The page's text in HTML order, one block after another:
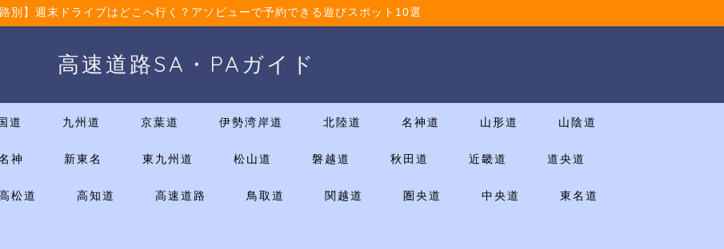
路別】週末ドライブはどこへ行く？アソビューで予約できる遊びスポット10選
高速道路SA・PAガイド
道 九州道 京葉道 伊勢湾岸道 北陸道 名神道 山形道 山陰道
神 新東名 東九州道 松山道 磐越道 秋田道 近畿道 道央道
松道 高知道 高速道路 鳥取道 関越道 圏央道 中央道 東名道